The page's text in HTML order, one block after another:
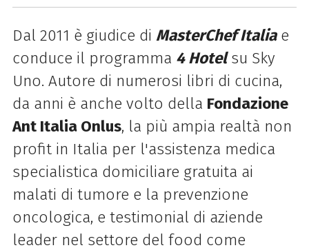
Dal 2011 è giudice di MasterChef Italiae
conduce il programma 4 Hotelsu Sky
Uno. Autore di numerosi libri di cucina,
da anni è anche volto della Fondazione
Ant Italia Onlus, la più ampia realtà non
profit in Italia per l'assistenza medica
specialistica domiciliare gratuita ai
malati di tumore e la prevenzione
oncologica, e testimonial di aziende
leader nel settore del food come